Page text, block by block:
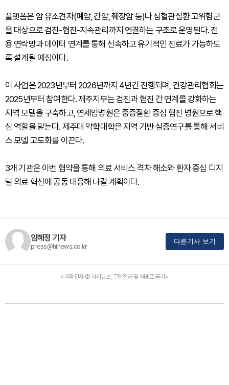
플랫폼은 암 유소견자(폐암, 간암, 췌장암 등)나 심혈관질환 고위험군
을 대상으로 검진-협진-지속관리까지 연결하는 구조로 운영된다. 전
용 연락망과 데이터 연계를 통해 신속하고 유기적인 진료가 가능하도
록 설계될 예정이다.
이 사업은 2023년부터 2026년까지 4년간 진행되며, 건강관리협회는
2025년부터 참여한다. 제주지부는 검진과 협진 간 연계를 강화하는
지역 모델을 구축하고, 연세암병원은 중증질환 중심 협진 병원으로 핵
심 역할을 맡는다. 제주대 약학대학은 지역 기반 실증연구를 통해 서비
스 모델 고도화를 이끈다.
3개 기관은 이번 협약을 통해 의료 서비스 격차 해소와 환자 중심 디지
털 의료 혁신에 공동 대응해 나갈 계획이다.
임혜정 기자
press@hinews.co.kr
다른기사 보기
<저작권자 © 하이뉴스, 무단전재 및 재배포 금지>